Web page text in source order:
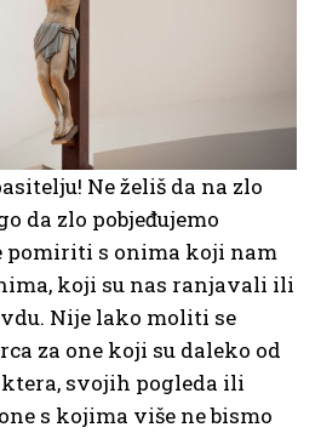
Ne želiš da na zlo
da zlo pobjeđujemo
pomiriti s onima koji nam
koji su nas ranjavali ili
Nije lako moliti se
za one koji su daleko od
svojih pogleda ili
s kojima više ne bismo